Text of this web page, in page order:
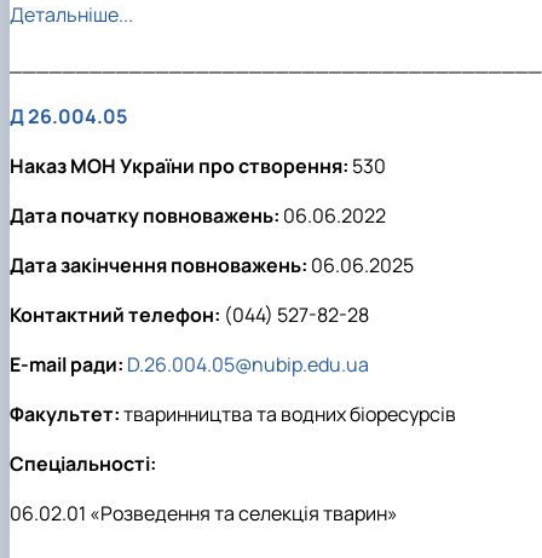
Детальніше...
Д 26.004.05
Наказ МОН України про створення: 530
Дата початку повноважень: 06.06.2022
Дата закінчення повноважень: 06.06.2025
Контактний телефон: (044) 527-82-28
E-mail ради: D.26.004.05@nubip.edu.ua
Факультет:тваринництва та водних біоресурсів
Спеціальності:
06.02.01 «Розведення та селекція тварин»